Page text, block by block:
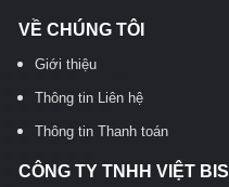
VỀ CHÚNG TÔI
Giới thiệu
Thông tin Liên hệ
Thông tin Thanh toán
CÔNG TY TNHH VIỆT BIS